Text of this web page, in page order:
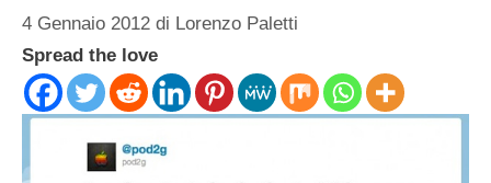
4 Gennaio 2012 di Lorenzo Paletti
Spread the love